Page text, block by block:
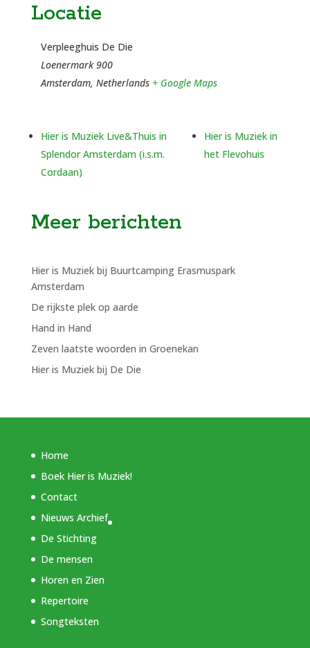
Locatie
Verpleeghuis De Die
Loenermark 900
Amsterdam, Netherlands + Google Maps
Hier is Muziek Live&Thuis in
Splendor Amsterdam (i.s.m.
Cordaan)
Hier is Muziek in
het Flevohuis
Meer berichten
Hier is Muziek bij Buurtcamping Erasmuspark
Amsterdam
De rijkste plek op aarde
Hand in Hand
Zeven laatste woorden in Groenekan
Hier is Muziek bij De Die
Home
Boek Hier is Muziek!
Contact
Nieuws Archief
De Stichting
De mensen
Horen en Zien
Repertoire
Songteksten